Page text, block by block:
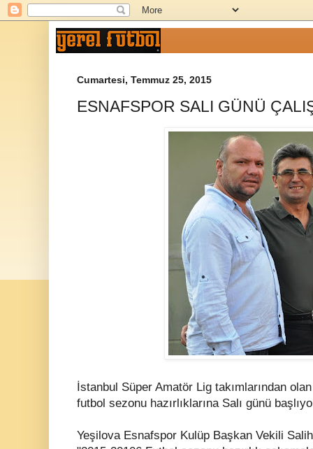
Cumartesi, Temmuz 25, 2015
ESNAFSPOR SALI GÜNÜ
İstanbul Süper Amatör Lig takımlarından
futbol sezonu hazırlıklarına Salı günü
Yeşilova Esnafspor Kulüp Başkan Vekili Salih